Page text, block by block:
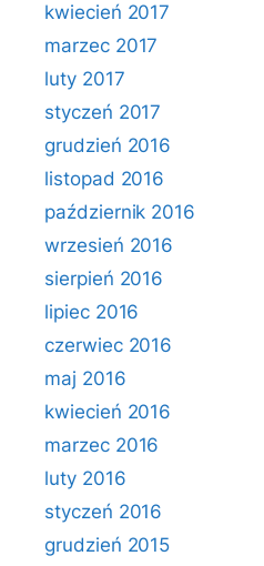
kwiecień 2017
marzec 2017
luty 2017
styczeń 2017
grudzień 2016
listopad 2016
październik 2016
wrzesień 2016
sierpień 2016
lipiec 2016
czerwiec 2016
maj 2016
kwiecień 2016
marzec 2016
luty 2016
styczeń 2016
grudzień 2015